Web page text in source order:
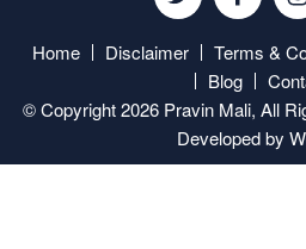
Home Disclaimer Terms &
Blog
© Copyright 2026 Pravin Mali, All
Developed by